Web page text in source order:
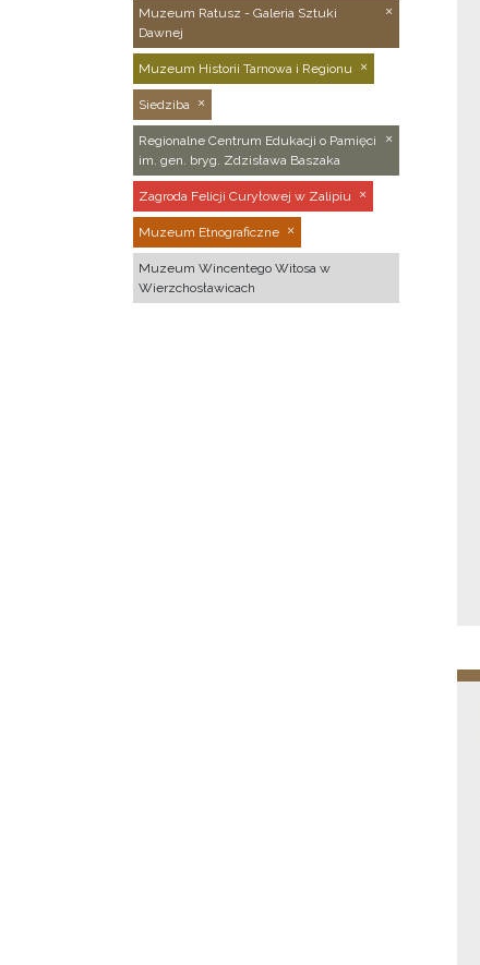
Muzeum Ratusz - Galeria Sztuki
Dawnej
Muzeum Historii Tarnowa i Regionu
Siedziba
Regionalne Centrum Edukacji o Pamięci
im. gen. bryg. Zdzisława Baszaka
Zagroda Felicji Curyłowej w Zalipiu
Muzeum Etnograficzne
Muzeum Wincentego Witosa w
Wierzchosławicach